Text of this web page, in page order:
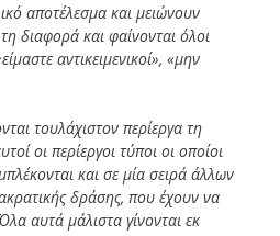
αποτέλεσμα και μειώνουν
διαφορά και φαίνονται όλοι
αντικειμενικοί», «μην
τουλάχιστον περίεργα τη
οι περίεργοι τύποι οι οποίοι
και σε μία σειρά άλλων
δράσης, που έχουν να
αυτά μάλιστα γίνονται εκ